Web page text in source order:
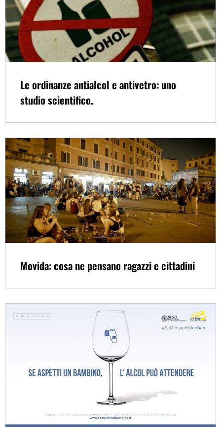
Le ordinanze antialcol e antivetro: uno
studio scientifico.
Movida: cosa ne pensano ragazzi e cittadini